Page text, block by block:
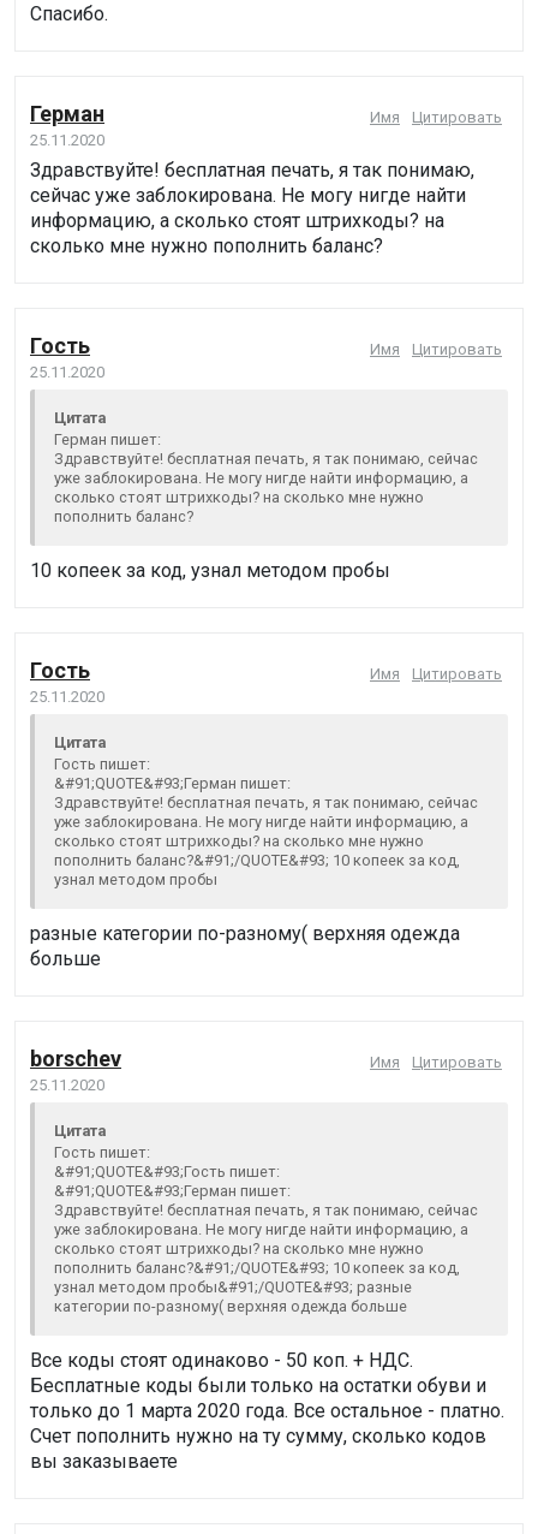
Спасибо.
Герман
25.11.2020
Имя Цитировать
Здравствуйте! бесплатная печать, я так понимаю,
сейчас уже заблокирована. Не могу нигде найти
информацию, а сколько стоят штрихкоды? на
сколько мне нужно пополнить баланс?
Гость
25.11.2020
Имя Цитировать
Цитата
Герман пишет:
Здравствуйте! бесплатная печать, я так понимаю, сейчас
уже заблокирована. Не могу нигде найти информацию, а
сколько стоят штрихкоды? на сколько мне нужно
пополнить баланс?
10 копеек за код, узнал методом пробы
Гость
25.11.2020
Имя Цитировать
Цитата
Гость пишет:
&#91;QUOTE&#93;Герман пишет:
Здравствуйте! бесплатная печать, я так понимаю, сейчас
уже заблокирована. Не могу нигде найти информацию, а
сколько стоят штрихкоды? на сколько мне нужно
пополнить баланс?&#91;/QUOTE&#93; 10 копеек за код,
узнал методом пробы
разные категории по-разному( верхняя одежда
больше
borschev
25.11.2020
Имя Цитировать
Цитата
Гость пишет:
&#91;QUOTE&#93;Гость пишет:
&#91;QUOTE&#93;Герман пишет:
Здравствуйте! бесплатная печать, я так понимаю, сейчас
уже заблокирована. Не могу нигде найти информацию, а
сколько стоят штрихкоды? на сколько мне нужно
пополнить баланс?&#91;/QUOTE&#93; 10 копеек за код,
узнал методом пробы&#91;/QUOTE&#93; разные
категории по-разному( верхняя одежда больше
Все коды стоят одинаково - 50 коп. + НДС.
Бесплатные коды были только на остатки обуви и
только до 1 марта 2020 года. Все остальное - платно.
Счет пополнить нужно на ту сумму, сколько кодов
вы заказываете